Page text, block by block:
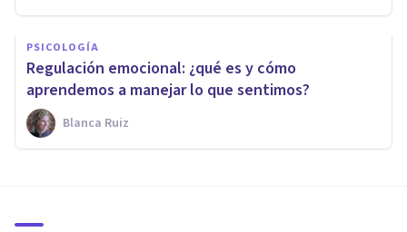
PSICOLOGÍA
Regulación emocional: ¿qué es y cómo
aprendemos a manejar lo que sentimos?
Blanca Ruiz